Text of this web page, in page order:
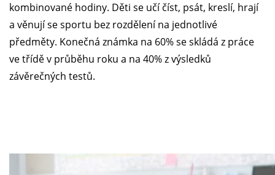
kombinované hodiny. Děti se učí číst, psát, kreslí, hrají
a věnují se sportu bez rozdělení na jednotlivé
předměty. Konečná známka na 60% se skládá z práce
ve třídě v průběhu roku a na 40% z výsledků
závěrečných testů.